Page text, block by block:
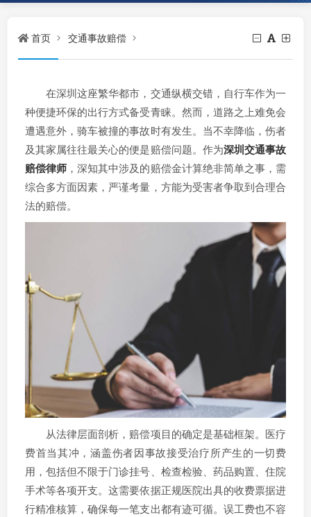
首页 交通事故赔偿
在深圳这座繁华都市，交通纵横交错，自行车作为一
种便捷环保的出行方式备受青睐。然而，道路之上难免会
遭遇意外，骑车被撞的事故时有发生。当不幸降临，伤者
及其家属往往最关心的便是赔偿问题。作为深圳交通事故
赔偿律师 ，深知其中涉及的赔偿金计算绝非简单之事，需
综合多方面因素，严谨考量，方能为受害者争取到合理合
法的赔偿。
从法律层面剖析，赔偿项目的确定是基础框架。医疗
费首当其冲，涵盖伤者因事故接受治疗所产生的一切费
用，包括但不限于门诊挂号、检查检验、药品购置、住院
手术等各项开支。这需要依据正规医院出具的收费票据进
行精准核算，确保每一笔支出都有迹可循。误工费也不容